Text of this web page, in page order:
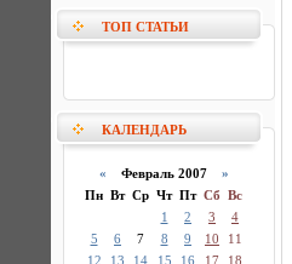
ТОП СТАТЬИ
КАЛЕНДАРЬ
« Февраль 2007 »
Пн Вт Ср Чт Пт Сб Вс
1
2 3
4
5
6 7 8 9 10
11
12
13 14 15 16 17
18